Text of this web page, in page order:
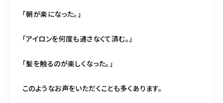
「朝が楽になった。」
「アイロンを何度も通さなくて済む。」
「髪を触るのが楽しくなった。」
このようなお声をいただくことも多くあります。